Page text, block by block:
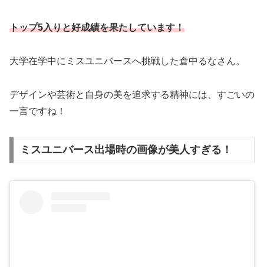
トップ5入りと好成績を果たしています！
大学在学中にミスユニバースへ挑戦した倉中るなさん。
デザインや芸術と自身の美を追求する精神には、すごいの
一言ですね！
ミスユニバース出場時の画像が美人すぎる！